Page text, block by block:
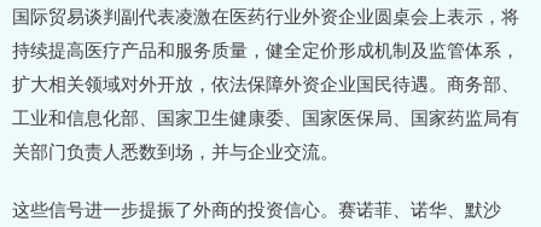
国际贸易谈判副代表凌激在医药行业外资企业圆桌会上表示，将
持续提高医疗产品和服务质量，健全定价形成机制及监管体系，
扩大相关领域对外开放，依法保障外资企业国民待遇。商务部、
工业和信息化部、国家卫生健康委、国家医保局、国家药监局有
关部门负责人悉数到场，并与企业交流。
这些信号进一步提振了外商的投资信心。赛诺菲、诺华、默沙